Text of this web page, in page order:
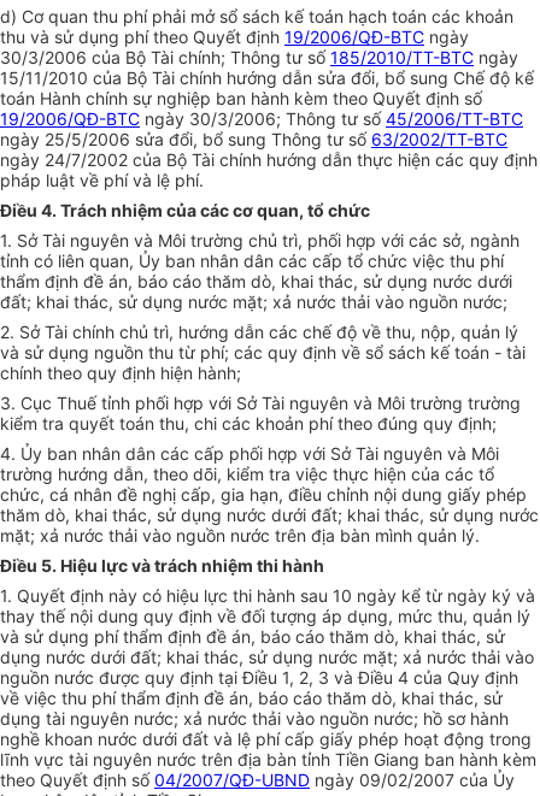
d) Cơ quan thu phí phải mở sổ sách kế toán hạch toán các khoản
thu và sử dụng phí theo Quyết định 19/2006/QĐ-BTC ngày
30/3/2006 của Bộ Tài chính; Thông tư số185/2010/TT-BTC ngày
15/11/2010 của Bộ Tài chính hướng dẫn sửa đổi, bổ sung Chế độ kế
toán Hành chính sự nghiệp ban hành kèm theo Quyết định số
19/2006/QĐ-BTC ngày 30/3/2006; Thông tư số45/2006/TT-BTC
ngày 25/5/2006 sửa đổi, bổ sung Thông tư số 63/2002/TT-BTC
ngày 24/7/2002 của Bộ Tài chính hướng dẫn thực hiện các quy định
pháp luật về phí và lệ phí.
Điều 4. Trách nhiệm của các cơ quan, tổ chức
1. Sở Tài nguyên và Môi trường chủ trì, phối hợp với các sở, ngành
tỉnh có liên quan, Ủy ban nhân dân các cấp tổ chức việc thu phí
thẩm định đề án, báo cáo thăm dò, khai thác, sử dụng nước dưới
đất; khai thác, sử dụng nước mặt; xả nước thải vào nguồn nước;
2. Sở Tài chính chủ trì, hướng dẫn các chế độ về thu, nộp, quản lý
và sử dụng nguồn thu từ phí; các quy định về sổ sách kế toán - tài
chính theo quy định hiện hành;
3. Cục Thuế tỉnh phối hợp với Sở Tài nguyên và Môi trường trường
kiểm tra quyết toán thu, chi các khoản phí theo đúng quy định;
4. Ủy ban nhân dân các cấp phối hợp với Sở Tài nguyên và Môi
trường hướng dẫn, theo dõi, kiểm tra việc thực hiện của các tổ
chức, cá nhân đề nghị cấp, gia hạn, điều chỉnh nội dung giấy phép
thăm dò, khai thác, sử dụng nước dưới đất; khai thác, sử dụng nước
mặt; xả nước thải vào nguồn nước trên địa bàn mình quản lý.
Điều 5. Hiệu lực và trách nhiệm thi hành
1. Quyết định này có hiệu lực thi hành sau 10 ngày kể từ ngày ký và
thay thế nội dung quy định về đối tượng áp dụng, mức thu, quản lý
và sử dụng phí thẩm định đề án, báo cáo thăm dò, khai thác, sử
dụng nước dưới đất; khai thác, sử dụng nước mặt; xả nước thải vào
nguồn nước được quy định tại Điều 1, 2, 3 và Điều 4 của Quy định
về việc thu phí thẩm định đề án, báo cáo thăm dò, khai thác, sử
dụng tài nguyên nước; xả nước thải vào nguồn nước; hồ sơ hành
nghề khoan nước dưới đất và lệ phí cấp giấy phép hoạt động trong
lĩnh vực tài nguyên nước trên địa bàn tỉnh Tiền Giang ban hành kèm
theo Quyết định số04/2007/QĐ-UBND ngày 09/02/2007 của Ủy